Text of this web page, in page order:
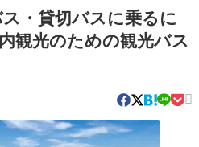
・貸切バスに乗るに
観光のための観光バス
